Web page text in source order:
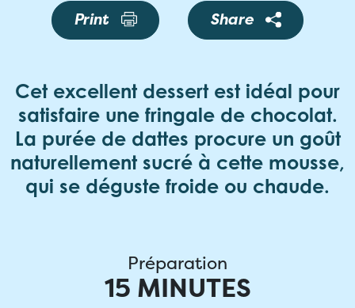
Print Share
Cet excellent dessert est idéal pour
satisfaire une fringale de chocolat.
La purée de dattes procure un goût
naturellement sucré à cette mousse,
qui se déguste froide ou chaude.
Préparation
15 MINUTES